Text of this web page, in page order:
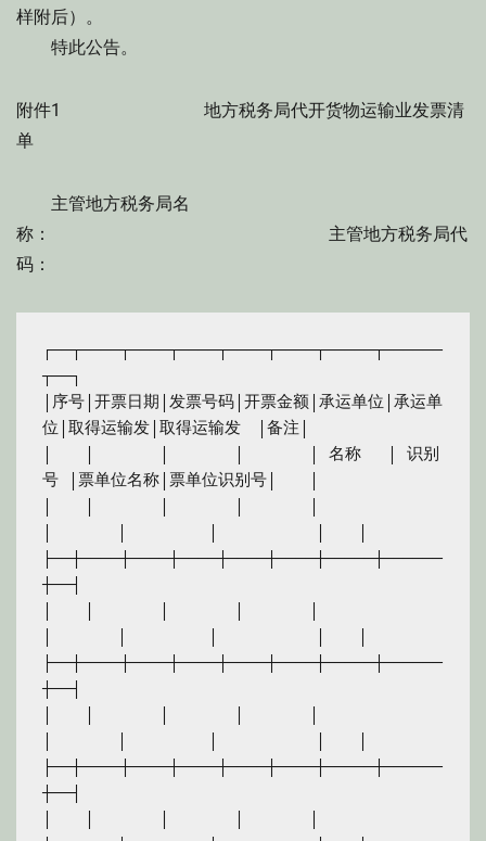
样附后）。
特此公告。
附件1 地方税务局代开货物运输业发票清
单
主管地方税务局名
称： 主管地方税务局代
码：
┌──┬────┬────┬────┬────┬────┬─────┬──────
┬──┐
│序号│开票日期│发票号码│开票金额│承运单位│承运单
位│取得运输发│取得运输发　│备注│
│　　│　　　　│　　　　│　　　　│ 名称　 │ 识别
号 │票单位名称│票单位识别号│　　│
├──┼────┼────┼────┼────┼────┼─────┼──────
┼──┤
├──┼────┼────┼────┼────┼────┼─────┼──────
┼──┤
├──┼────┼────┼────┼────┼────┼─────┼──────
┼──┤